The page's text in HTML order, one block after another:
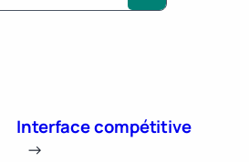
Interface compétitive
→